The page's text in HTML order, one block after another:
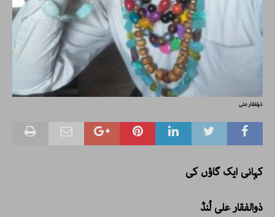
ذولفقار علی
کہانی ایک گاؤں کی
ذوالفقار علی لُنڈ